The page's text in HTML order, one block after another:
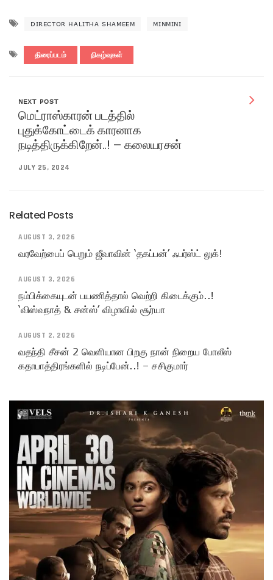
DIRECTOR HALITHA SHAMEEM MINMINI
திரைப்படம் நிகழ்வுகள்
NEXT POST
மெட்ராஸ்காரன் படத்தில்
புதுக்கோட்டைக் காரனாக
நடித்திருக்கிறேன்..! – கலையரசன்
JULY 25, 2024
Related Posts
AUGUST 3, 2026
வரவேற்பைப் பெறும் ஜீவாவின் ‘தகப்பன்’ ஃபர்ஸ்ட் லுக்!
AUGUST 3, 2026
நம்பிக்கையுடன் பயணித்தால் வெற்றி கிடைக்கும்..!
‘விஸ்வநாத் & சன்ஸ்’ விழாவில் சூர்யா
AUGUST 2, 2026
வதந்தி சீசன் 2 வெளியான பிறகு நான் நிறைய போலீஸ்
கதாபாத்திரங்களில் நடிப்பேன்..! – சசிகுமார்